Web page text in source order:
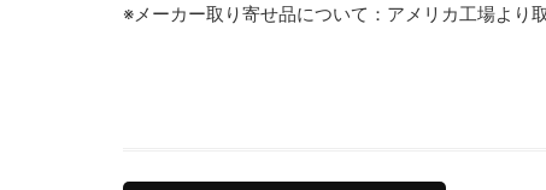
※メーカー取り寄せ品について：アメリカ工場より